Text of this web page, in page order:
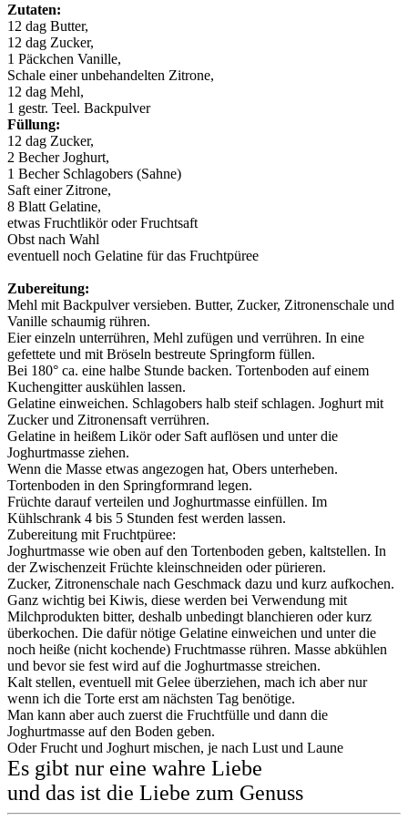
Zutaten:
12 dag Butter,
12 dag Zucker,
1 Päckchen Vanille,
Schale einer unbehandelten Zitrone,
12 dag Mehl,
1 gestr. Teel. Backpulver
Füllung:
12 dag Zucker,
2 Becher Joghurt,
1 Becher Schlagobers (Sahne)
Saft einer Zitrone,
8 Blatt Gelatine,
etwas Fruchtlikör oder Fruchtsaft
Obst nach Wahl
eventuell noch Gelatine für das Fruchtpüree
Zubereitung:
Mehl mit Backpulver versieben. Butter, Zucker, Zitronenschale und
Vanille schaumig rühren.
Eier einzeln unterrühren, Mehl zufügen und verrühren. In eine
gefettete und mit Bröseln bestreute Springform füllen.
Bei 180° ca. eine halbe Stunde backen. Tortenboden auf einem
Kuchengitter auskühlen lassen.
Gelatine einweichen. Schlagobers halb steif schlagen. Joghurt mit
Zucker und Zitronensaft verrühren.
Gelatine in heißem Likör oder Saft auflösen und unter die
Joghurtmasse ziehen.
Wenn die Masse etwas angezogen hat, Obers unterheben.
Tortenboden in den Springformrand legen.
Früchte darauf verteilen und Joghurtmasse einfüllen. Im
Kühlschrank 4 bis 5 Stunden fest werden lassen.
Zubereitung mit Fruchtpüree:
Joghurtmasse wie oben auf den Tortenboden geben, kaltstellen. In
der Zwischenzeit Früchte kleinschneiden oder pürieren.
Zucker, Zitronenschale nach Geschmack dazu und kurz aufkochen.
Ganz wichtig bei Kiwis, diese werden bei Verwendung mit
Milchprodukten bitter, deshalb unbedingt blanchieren oder kurz
überkochen. Die dafür nötige Gelatine einweichen und unter die
noch heiße (nicht kochende) Fruchtmasse rühren. Masse abkühlen
und bevor sie fest wird auf die Joghurtmasse streichen.
Kalt stellen, eventuell mit Gelee überziehen, mach ich aber nur
wenn ich die Torte erst am nächsten Tag benötige.
Man kann aber auch zuerst die Fruchtfülle und dann die
Joghurtmasse auf den Boden geben.
Oder Frucht und Joghurt mischen, je nach Lust und Laune
Es gibt nur eine wahre Liebe
und das ist die Liebe zum Genuss